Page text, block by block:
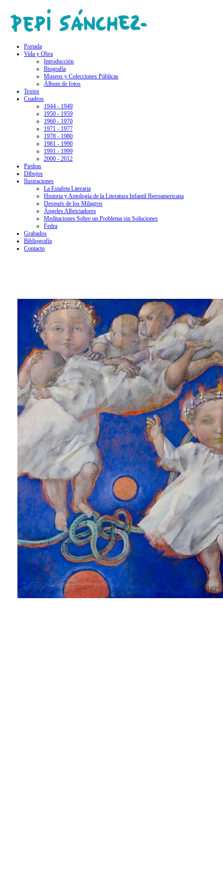
Portada
Vida y Obra
Introducción
Biografía
Museos y Colecciones Públicas
Álbum de fotos
Textos
Cuadros
1944 - 1949
1950 - 1959
1960 - 1970
1971 - 1977
1978 - 1980
1981 - 1990
1991 - 1999
2000 - 2012
Piedras
Dibujos
Ilustraciones
La Estafeta Literaria
Historia y Antología de la Literatura Infantil Iberoamericana
Después de los Milagros
Ángeles Albriciadores
Meditaciones Sobre un Problema sin Soluciones
Fedra
Grabados
Bibliografía
Contacto